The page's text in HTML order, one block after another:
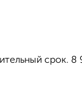
срок. 8